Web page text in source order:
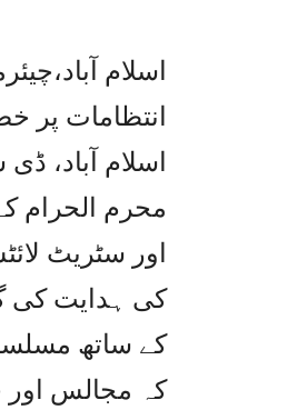
اسلام
انتظامات پر
اسلام آباد،
محرم الحرام
اور سٹریٹ
کے ساتھ
کہ مجالس اور